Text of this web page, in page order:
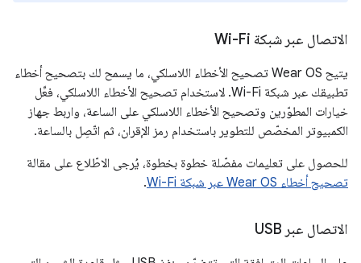
الاتصال عبر شبكة Wi-Fi
يتيح Wear OS تصحيح الأخطاء اللاسلكي، ما يسمح لك بتصحيح أخطاء
تطبيقك عبر شبكة Wi-Fi. لاستخدام تصحيح الأخطاء اللاسلكي، فعِّل
خيارات المطوّرين وتصحيح الأخطاء اللاسلكي على الساعة، واربط جهاز
الكمبيوتر المخصّص للتطوير باستخدام رمز الإقران، ثم اتّصِل بالساعة.
للحصول على تعليمات مفصّلة خطوة بخطوة، يُرجى الاطّلاع على مقالة
تصحيح أخطاء Wear OS عبر شبكة Wi-Fi
.
الاتصال عبر USB